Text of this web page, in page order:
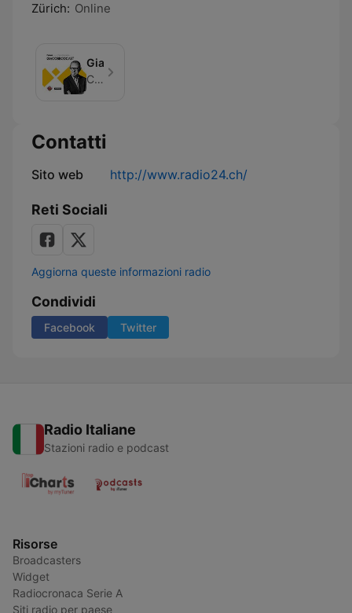
Zürich: Online
Giacobbodcast
CH Media
Contatti
Sito web http://www.radio24.ch/
Reti Sociali
Aggiorna queste informazioni radio
Condividi
Facebook Twitter
Radio Italiane
Stazioni radio e podcast
Risorse
Broadcasters
Widget
Radiocronaca Serie A
Siti radio per paese